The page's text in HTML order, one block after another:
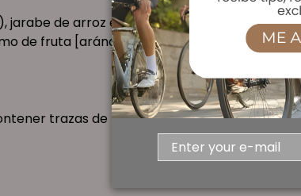
jarabe de arroz ecológico, fresa
de fruta [arándanos, zumo de fruta
trazas de huevo, cacahuete, leche